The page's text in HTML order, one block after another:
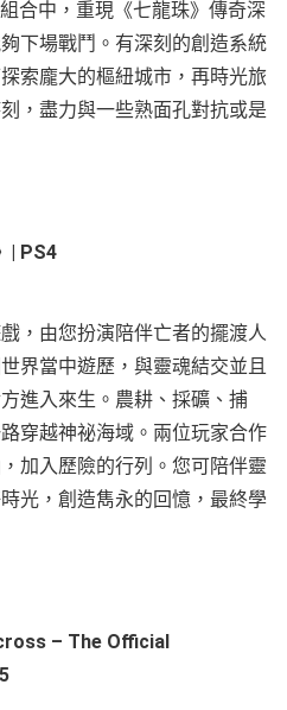
合中，重現《七龍珠》傳奇深
下場戰鬥。有深刻的創造系統
索龐大的樞紐城市，再時光旅
，盡力與一些熟面孔對抗或是
| PS4
，由您扮演陪伴亡者的擺渡人
界當中遊歷，與靈魂結交並且
進入來生。農耕、採礦、捕
穿越神祕海域。兩位玩家合作
加入歷險的行列。您可陪伴靈
光，創造雋永的回憶，最終學
– The Official